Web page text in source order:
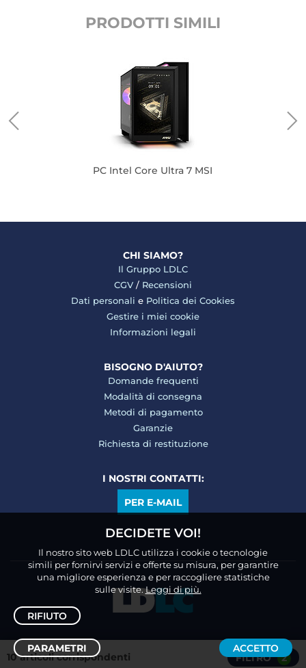
Ordina /Filtro
10 articoli corrispondenti FILTRO 2
PRODOTTI SIMILI
PC Intel Core Ultra 7 MSI
CHI SIAMO?
Il Gruppo LDLC
CGV / Recensioni
Dati personali e Politica dei Cookies
Gestire i miei cookie
Informazioni legali
BISOGNO D'AIUTO?
Domande frequenti
Modalità di consegna
Metodi di pagamento
Garanzie
Richiesta di restituzione
I NOSTRI CONTATTI:
PER E-MAIL
DECIDETE VOI!
Il nostro sito web LDLC utilizza i cookie o tecnologie
simili per fornirvi servizi e offerte su misura, per garantire
una migliore esperienza e per raccogliere statistiche
sulle visite.Leggi di più.
RIFIUTO
PARAMETRI ACCETTO